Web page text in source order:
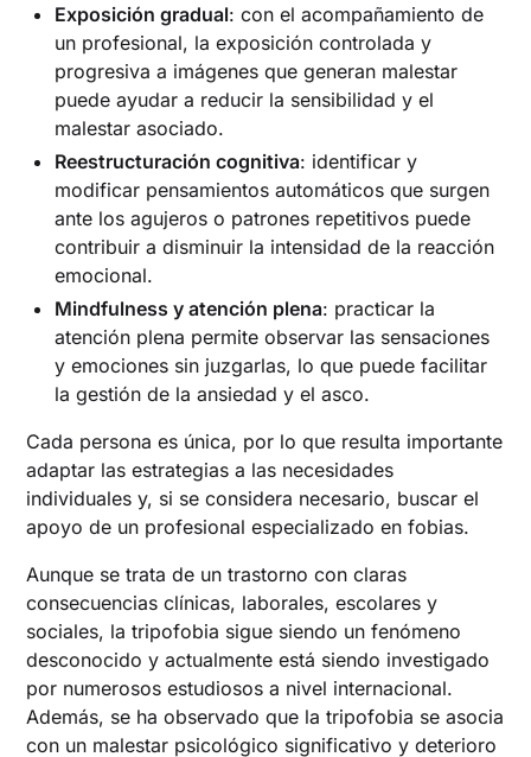
Exposición gradual: con el acompañamiento de
un profesional, la exposición controlada y
progresiva a imágenes que generan malestar
puede ayudar a reducir la sensibilidad y el
malestar asociado.
Reestructuración cognitiva: identificar y
modificar pensamientos automáticos que surgen
ante los agujeros o patrones repetitivos puede
contribuir a disminuir la intensidad de la reacción
emocional.
Mindfulness y atención plena: practicar la
atención plena permite observar las sensaciones
y emociones sin juzgarlas, lo que puede facilitar
la gestión de la ansiedad y el asco.
Cada persona es única, por lo que resulta importante
adaptar las estrategias a las necesidades
individuales y, si se considera necesario, buscar el
apoyo de un profesional especializado en fobias.
Aunque se trata de un trastorno con claras
consecuencias clínicas, laborales, escolares y
sociales, la tripofobia sigue siendo un fenómeno
desconocido y actualmente está siendo investigado
por numerosos estudiosos a nivel internacional.
Además, se ha observado que la tripofobia se asocia
con un malestar psicológico significativo y deterioro